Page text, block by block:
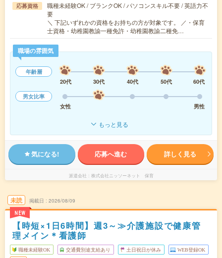
応募資格
職種未経験OK / ブランクOK / パソコンスキル不要 / 英語力不
要
＼ 下記いずれかの資格をお持ちの方が対象です。 ／・保育
士資格・幼稚園教諭一種免許・幼稚園教諭二種免…
職場の雰囲気
年齢層
20代
30代 40代 50代
60代
男女比率
女性
男性
もっと見る
気になる! 応募へ進む 詳しく見る
派遣会社 株式会社ニッソーネット 保育
未読
NEW
掲載日 2026/08/09
【時短×1日6時間】週3～≫介護施設で健康管
理メイン＊看護師
職種未経験OK 交通費別途支給あり 土日祝日が休み WEB登録OK